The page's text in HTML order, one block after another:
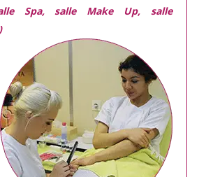
Spa, salle Make Up, salle